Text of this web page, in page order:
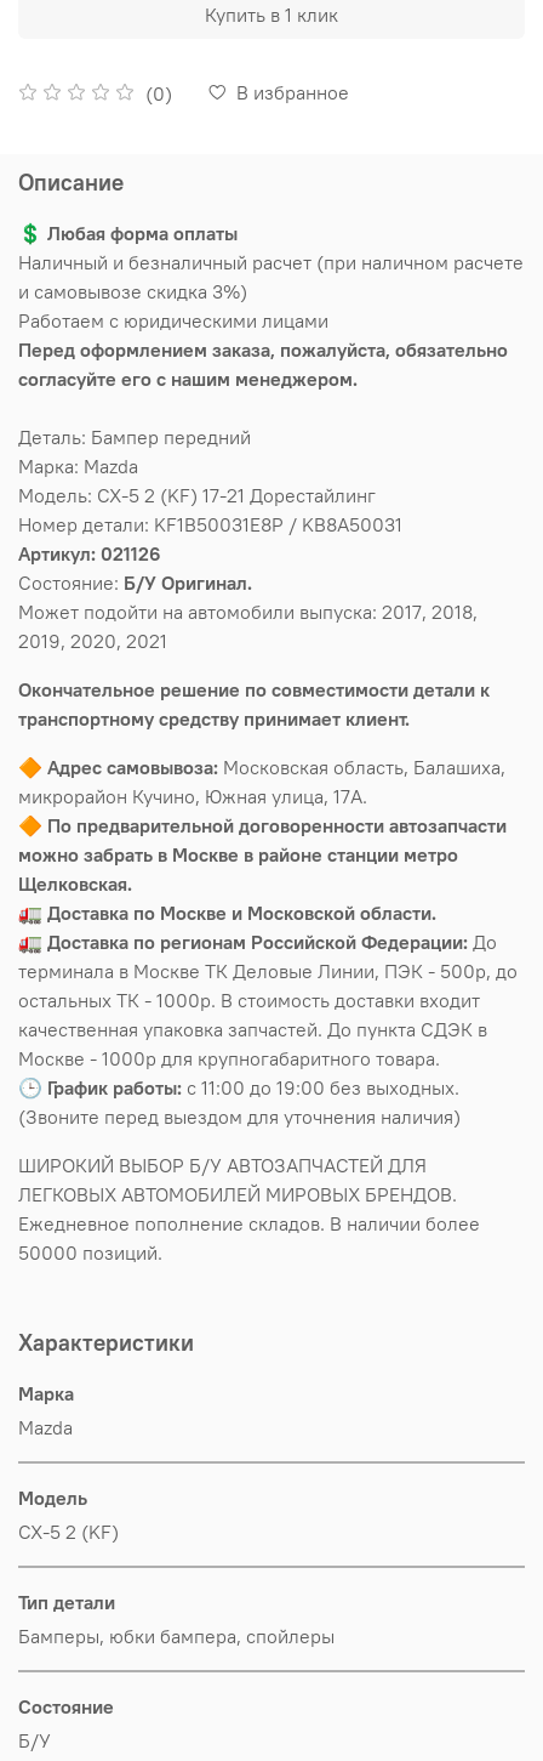
(0) В избранное
Купить в 1 клик
Описание
💲 Любая форма оплаты
Наличный и безналичный расчет (при наличном расчете
и самовывозе скидка 3%)
Работаем с юридическими лицами
Перед оформлением заказа, пожалуйста, обязательно
согласуйте его с нашим менеджером.
Деталь: Бампер передний
Марка: Mazda
Модель: CX-5 2 (KF) 17-21 Дорестайлинг
Номер детали: KF1B50031E8P / KB8A50031
Артикул: 021126
Состояние: Б/У Оригинал.
Может подойти на автомобили выпуска: 2017, 2018,
2019, 2020, 2021
Окончательное решение по совместимости детали к
транспортному средству принимает клиент.
🔶 Адрес самовывоза: Московская область, Балашиха,
микрорайон Кучино, Южная улица, 17А.
🔶 По предварительной договоренности автозапчасти
можно забрать в Москве в районе станции метро
Щелковская.
🚛 Доставка по Москве и Московской области.
🚛 Доставка по регионам Российской Федерации: До
терминала в Москве ТК Деловые Линии, ПЭК - 500р, до
остальных ТК - 1000р. В стоимость доставки входит
качественная упаковка запчастей. До пункта СДЭК в
Москве - 1000р для крупногабаритного товара.
🕒 График работы: с 11:00 до 19:00 без выходных.
(Звоните перед выездом для уточнения наличия)
ШИРОКИЙ ВЫБОР Б/У АВТОЗАПЧАСТЕЙ ДЛЯ
ЛЕГКОВЫХ АВТОМОБИЛЕЙ МИРОВЫХ БРЕНДОВ.
Ежедневное пополнение складов. В наличии более
50000 позиций.
Характеристики
Марка
Mazda
Модель
CX-5 2 (KF)
Тип детали
Бамперы, юбки бампера, спойлеры
Состояние
Б/У